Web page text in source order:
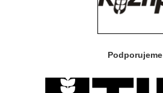
Podporujeme